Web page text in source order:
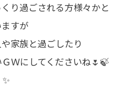
り過ごされる方様々かと
すが
家族と過ごしたり
Ｗにしてくださいね🌷🍃
✨